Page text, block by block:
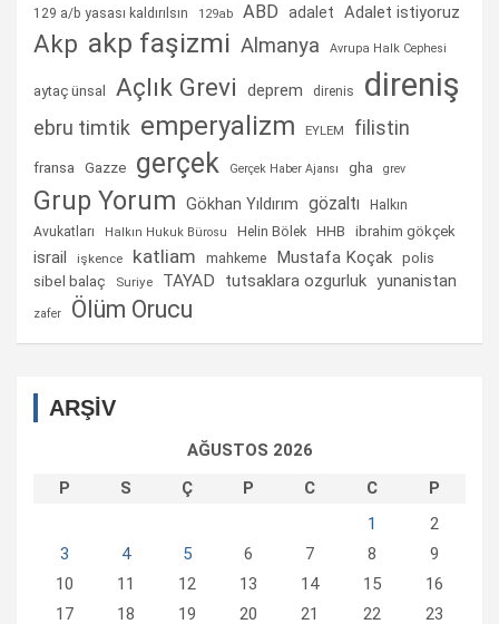
129 a/b yasası kaldırılsın 129ab ABD adalet Adalet istiyoruz
Akp akp faşizmi Almanya Avrupa Halk Cephesi
aytaç ünsal Açlık Grevi deprem direnis direniş
ebru timtik emperyalizm EYLEM filistin
fransa Gazze gerçek Gerçek Haber Ajansı gha grev
Grup Yorum Gökhan Yıldırım gözaltı
Halkın
Avukatları
Halkın Hukuk Bürosu Helin Bölek HHB ibrahim gökçek
israil işkence katliam mahkeme Mustafa Koçak polis
sibel balaç Suriye TAYAD tutsaklara ozgurluk yunanistan
zafer Ölüm Orucu
ARŞİV
AĞUSTOS 2026
P
S Ç P C C
P
1
2
3
4 5 6 7 8
9
10
11 12 13 14 15
16
17
18 19 20 21 22
23